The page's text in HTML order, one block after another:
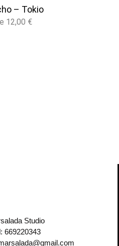
– Tokio
12,00 €
Studio
669220343